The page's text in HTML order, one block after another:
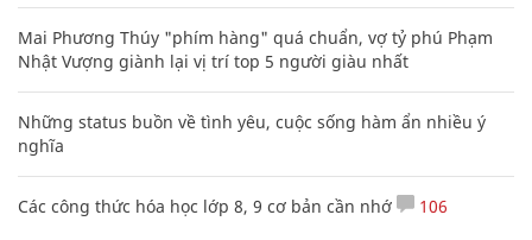
Mai Phương Thúy "phím hàng" quá chuẩn, vợ tỷ phú Phạm
Nhật Vượng giành lại vị trí top 5 người giàu nhất
Những status buồn về tình yêu, cuộc sống hàm ẩn nhiều ý
nghĩa
Các công thức hóa học lớp 8, 9 cơ bản cần nhớ 106